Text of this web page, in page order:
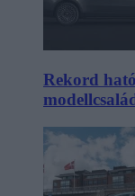
Rekord